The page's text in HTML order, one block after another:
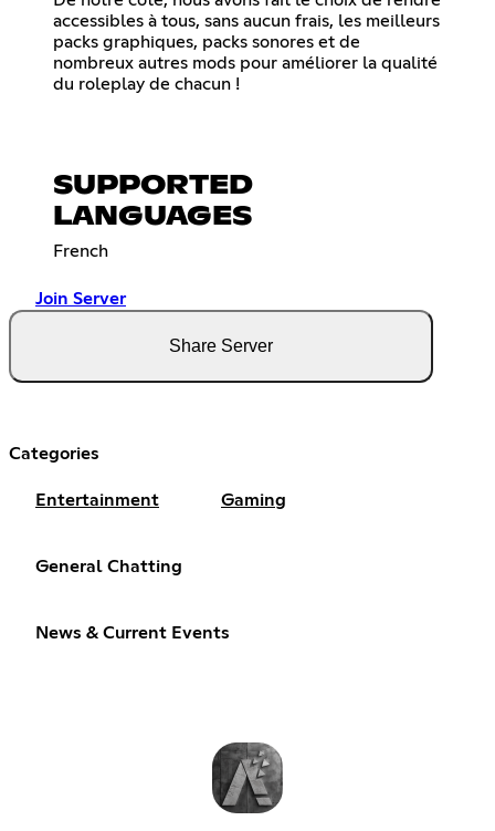
accessibles à tous, sans aucun frais, les meilleurs
packs graphiques, packs sonores et de
nombreux autres mods pour améliorer la qualité
du roleplay de chacun !
SUPPORTED
LANGUAGES
French
Join Server
Share Server
Categories
Entertainment Gaming
General Chatting
News & Current Events